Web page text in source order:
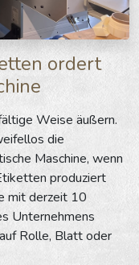
ordert
Weise äußern.
die
Maschine, wenn
produziert
mit derzeit 10
Unternehmens
Rolle, Blatt oder